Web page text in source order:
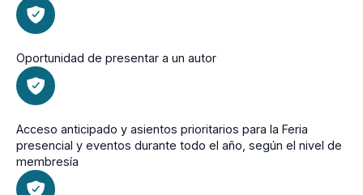
Oportunidad de presentar a un autor
Acceso anticipado y asientos prioritarios para la Feria
presencial y eventos durante todo el año, según el nivel de
membresía